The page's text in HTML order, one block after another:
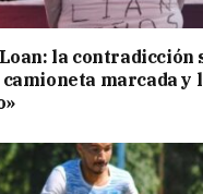
la contradicción
marcada y